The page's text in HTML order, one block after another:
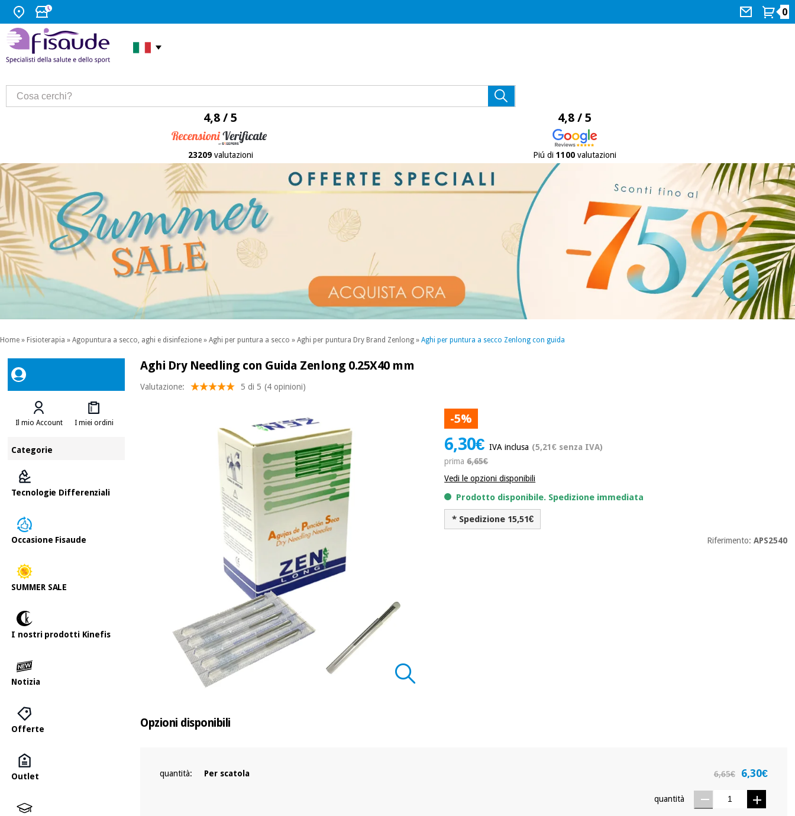
0
4,8 / 5
23209valutazioni
4,8 / 5
Piú di 1100valutazioni
Home » Fisioterapia » Agopuntura a secco, aghi e disinfezione » Aghi per puntura a secco » Aghi per puntura Dry Brand Zenlong » Aghi per puntura a secco Zenlong con guida
Il mio Account I miei ordini
Categorie
Tecnologie Differenziali
Occasione Fisaude
SUMMER SALE
I nostri prodotti Kinefis
Notizia
Offerte
Outlet
Aghi Dry Needling con Guida Zenlong 0.25X40 mm
Valutazione: 5 di 5 (4 opinioni)
-5%
6,30€IVA inclusa (5,21€ senza IVA)
prima6,65€
Vedi le opzioni disponibili
Prodotto disponibile. Spedizione immediata
* Spedizione 15,51€
Riferimento: APS2540
Opzioni disponibili
quantità: Per scatola 6,65€ 6,30€
quantità